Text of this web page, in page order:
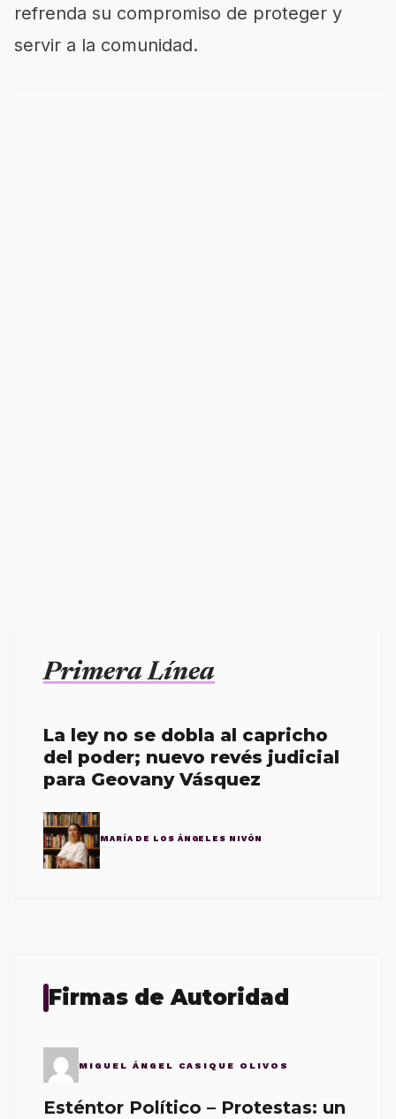
refrenda su compromiso de proteger y
servir a la comunidad.
Primera Línea
La ley no se dobla al capricho
del poder; nuevo revés judicial
para Geovany Vásquez
MARÍA DE LOS ÁNGELES NIVÓN
Firmas de Autoridad
MIGUEL ÁNGEL CASIQUE OLIVOS
Esténtor Político – Protestas: un